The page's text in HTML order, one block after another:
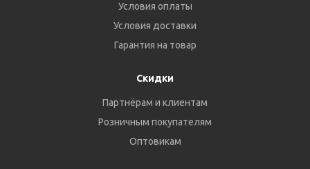
Условия оплаты
Условия доставки
Гарантия на товар
Скидки
Партнёрам и клиентам
Розничным покупателям
Оптовикам